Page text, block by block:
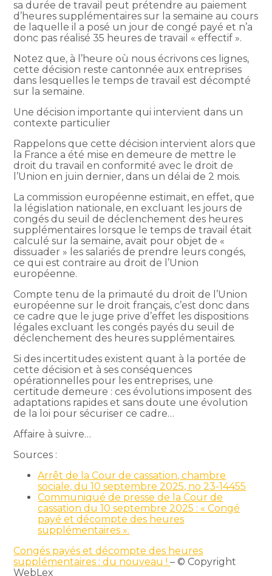
sa durée de travail peut prétendre au paiement
d’heures supplémentaires sur la semaine au cours
de laquelle il a posé un jour de congé payé et n’a
donc pas réalisé 35 heures de travail « effectif ».
Notez que, à l’heure où nous écrivons ces lignes,
cette décision reste cantonnée aux entreprises
dans lesquelles le temps de travail est décompté
sur la semaine.
Une décision importante qui intervient dans un
contexte particulier
Rappelons que cette décision intervient alors que
la France a été mise en demeure de mettre le
droit du travail en conformité avec le droit de
l’Union en juin dernier, dans un délai de 2 mois.
La commission européenne estimait, en effet, que
la législation nationale, en excluant les jours de
congés du seuil de déclenchement des heures
supplémentaires lorsque le temps de travail était
calculé sur la semaine, avait pour objet de «
dissuader » les salariés de prendre leurs congés,
ce qui est contraire au droit de l’Union
européenne.
Compte tenu de la primauté du droit de l’Union
européenne sur le droit français, c’est donc dans
ce cadre que le juge prive d’effet les dispositions
légales excluant les congés payés du seuil de
déclenchement des heures supplémentaires.
Si des incertitudes existent quant à la portée de
cette décision et à ses conséquences
opérationnelles pour les entreprises, une
certitude demeure : ces évolutions imposent des
adaptations rapides et sans doute une évolution
de la loi pour sécuriser ce cadre…
Affaire à suivre…
Sources :
Arrêt de la Cour de cassation, chambre
sociale, du 10 septembre 2025, no 23-14455
Communiqué de presse de la Cour de
cassation du 10 septembre 2025 : « Congé
payé et décompte des heures
supplémentaires ».
Congés payés et décompte des heures
supplémentaires : du nouveau !– © Copyright
WebLex